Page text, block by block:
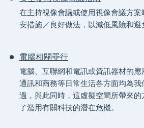
在主持視像會議或使用視像會議方
安措施／良好做法，以減低風險和避
電腦相關罪行
電腦、互聯網和電訊或資訊器材的
通訊和商務等日常生活各方面均為
過，與此同時，這虛擬空間所帶來
了濫用有關科技的潛在危機。